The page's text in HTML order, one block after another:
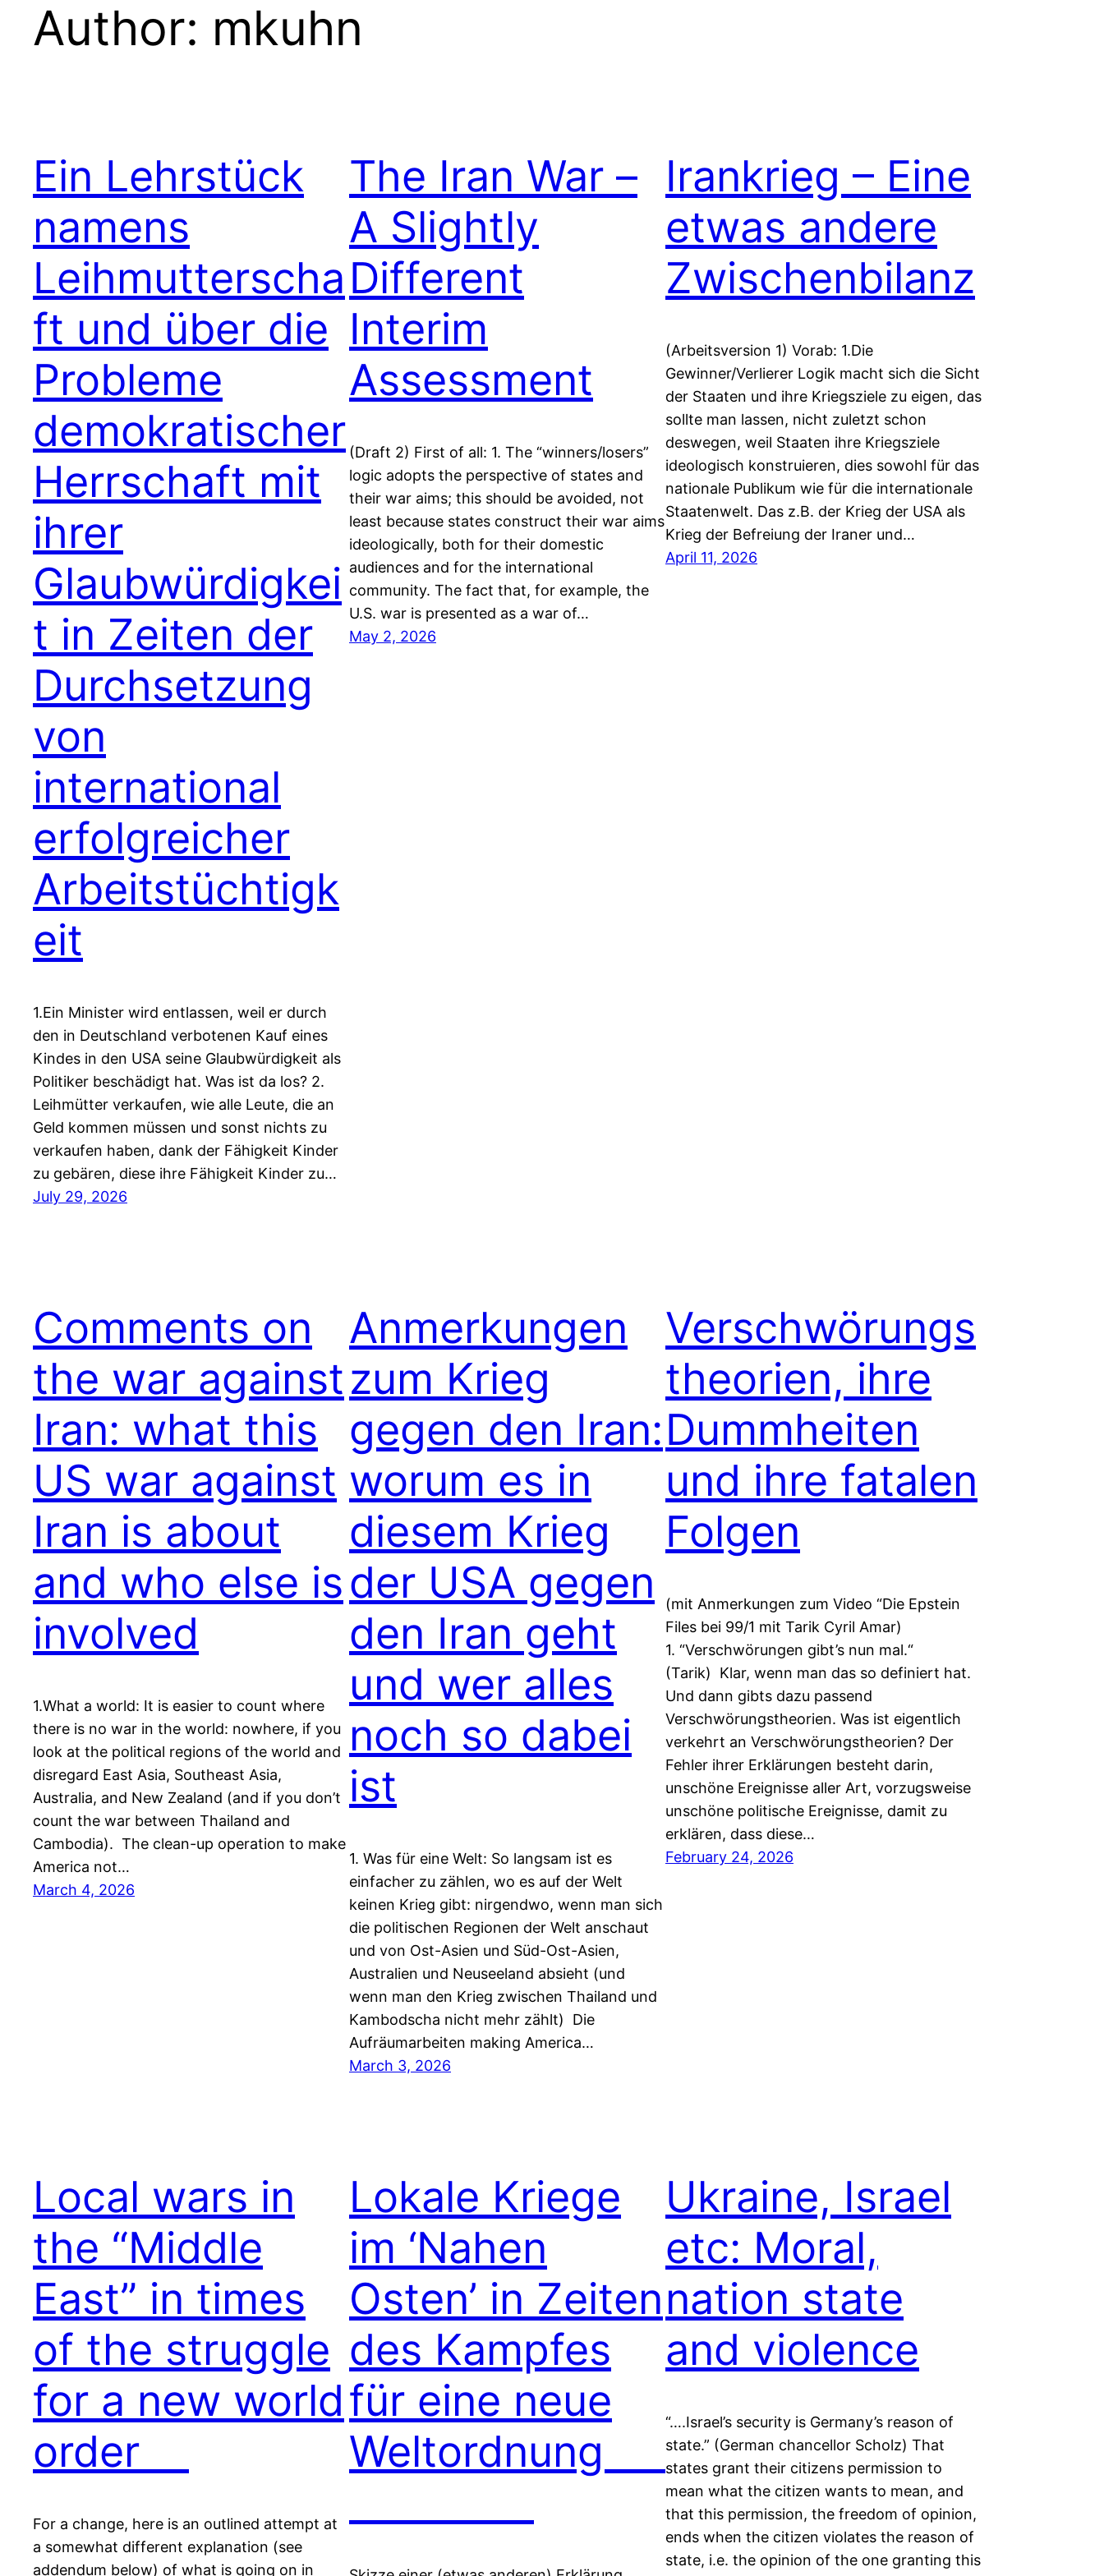
Author: mkuhn
Ein Lehrstück
namens
Leihmutterscha
ft und über die
Probleme
demokratischer
Herrschaft mit
ihrer
Glaubwürdigkei
t in Zeiten der
Durchsetzung
von
international
erfolgreicher
Arbeitstüchtigk
eit
1.Ein Minister wird entlassen, weil er durch
den in Deutschland verbotenen Kauf eines
Kindes in den USA seine Glaubwürdigkeit als
Politiker beschädigt hat. Was ist da los? 2.
Leihmütter verkaufen, wie alle Leute, die an
Geld kommen müssen und sonst nichts zu
verkaufen haben, dank der Fähigkeit Kinder
zu gebären, diese ihre Fähigkeit Kinder zu…
July 29, 2026
The Iran War –
A Slightly
Different
Interim
Assessment
(Draft 2) First of all: 1. The “winners/losers”
logic adopts the perspective of states and
their war aims; this should be avoided, not
least because states construct their war aims
ideologically, both for their domestic
audiences and for the international
community. The fact that, for example, the
U.S. war is presented as a war of…
May 2, 2026
Irankrieg – Eine
etwas andere
Zwischenbilanz
(Arbeitsversion 1) Vorab: 1.Die
Gewinner/Verlierer Logik macht sich die Sicht
der Staaten und ihre Kriegsziele zu eigen, das
sollte man lassen, nicht zuletzt schon
deswegen, weil Staaten ihre Kriegsziele
ideologisch konstruieren, dies sowohl für das
nationale Publikum wie für die internationale
Staatenwelt. Das z.B. der Krieg der USA als
Krieg der Befreiung der Iraner und…
April 11, 2026
Comments on
the war against
Iran: what this
US war against
Iran is about
and who else is
involved
1.What a world: It is easier to count where
there is no war in the world: nowhere, if you
look at the political regions of the world and
disregard East Asia, Southeast Asia,
Australia, and New Zealand (and if you don’t
count the war between Thailand and
Cambodia). The clean-up operation to make
America not…
March 4, 2026
Anmerkungen
zum Krieg
gegen den Iran:
worum es in
diesem Krieg
der USA gegen
den Iran geht
und wer alles
noch so dabei
ist
1. Was für eine Welt: So langsam ist es
einfacher zu zählen, wo es auf der Welt
keinen Krieg gibt: nirgendwo, wenn man sich
die politischen Regionen der Welt anschaut
und von Ost-Asien und Süd-Ost-Asien,
Australien und Neuseeland absieht (und
wenn man den Krieg zwischen Thailand und
Kambodscha nicht mehr zählt) Die
Aufräumarbeiten making America…
March 3, 2026
Verschwörungs
theorien, ihre
Dummheiten
und ihre fatalen
Folgen
(mit Anmerkungen zum Video “Die Epstein
Files bei 99/1 mit Tarik Cyril Amar)
1. “Verschwörungen gibt’s nun mal.“
(Tarik) Klar, wenn man das so definiert hat.
Und dann gibts dazu passend
Verschwörungstheorien. Was ist eigentlich
verkehrt an Verschwörungstheorien? Der
Fehler ihrer Erklärungen besteht darin,
unschöne Ereignisse aller Art, vorzugsweise
unschöne politische Ereignisse, damit zu
erklären, dass diese…
February 24, 2026
Local wars in
the “Middle
East” in times
of the struggle
for a new world
order
For a change, here is an outlined attempt at
a somewhat different explanation (see
addendum below) of what is going on in
Lokale Kriege
im ‘Nahen
Osten’ in Zeiten
des Kampfes
für eine neue
Weltordnung
Ukraine, Israel
etc: Moral,
nation state
and violence
“….Israel’s security is Germany’s reason of
state.” (German chancellor Scholz) That
states grant their citizens permission to
mean what the citizen wants to mean, and
that this permission, the freedom of opinion,
ends when the citizen violates the reason of
state, i.e. the opinion of the one granting this